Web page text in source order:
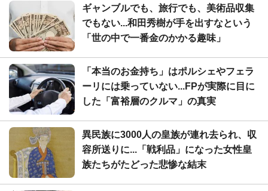
ギャンブルでも、旅行でも、美術品収集
でもない...和田秀樹が手を出すなという
「世の中で一番金のかかる趣味」
「本当のお金持ち」はポルシェやフェラ
ーリには乗っていない...FPが実際に目に
した「富裕層のクルマ」の真実
異民族に3000人の皇族が連れ去られ、収
容所送りに...「戦利品」になった女性皇
族たちがたどった悲惨な結末